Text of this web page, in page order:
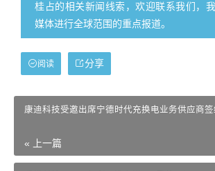
桂占的相关新闻线索，欢迎联系我们，
媒体进行全球范围的重点报道。
分享
阅读
康迪科技受邀出席宁德时代充换电业务供应商签
« 上一篇